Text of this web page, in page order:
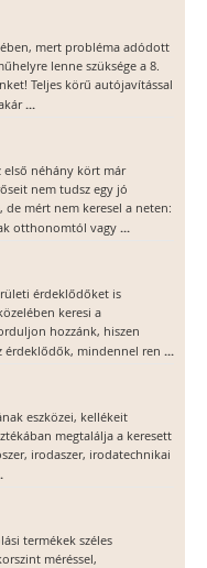
mert probléma adódott
lenne szüksége a 8.
Teljes körű autójavítással
...
első néhány kört már
nem tudsz egy jó
de mért nem keresel a neten:
otthonomtól vagy ...
érdeklődőket is
keresi a
hozzánk, hiszen
érdeklődők, mindennel ren ...
eszközei, kellékeit
megtalálja a keresett
irodaszer, irodatechnikai
termékek széles
méréssel,